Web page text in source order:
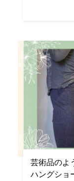
芸術品のよ
ハングショ